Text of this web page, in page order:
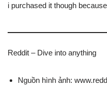
i purchased it though
Reddit – Dive into anything
Nguồn hình ảnh: